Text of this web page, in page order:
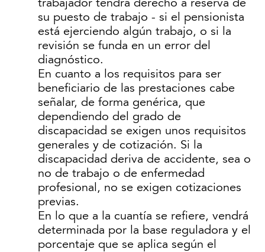
trabajador tendrá derecho a reserva de
su puesto de trabajo - si el pensionista
está ejerciendo algún trabajo, o si la
revisión se funda en un error del
diagnóstico.
En cuanto a los requisitos para ser
beneficiario de las prestaciones cabe
señalar, de forma genérica, que
dependiendo del grado de
discapacidad se exigen unos requisitos
generales y de cotización. Si la
discapacidad deriva de accidente, sea o
no de trabajo o de enfermedad
profesional, no se exigen cotizaciones
previas.
En lo que a la cuantía se refiere, vendrá
determinada por la base reguladora y el
porcentaje que se aplica según el